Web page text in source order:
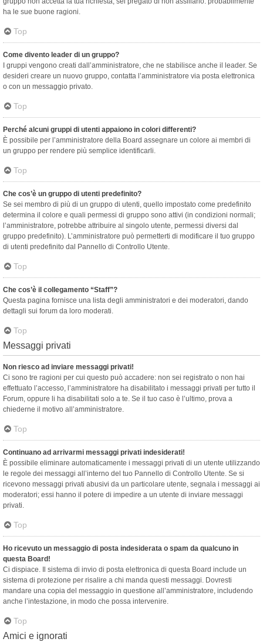
ha le sue buone ragioni.
Top
Come divento leader di un gruppo?
I gruppi vengono creati dall’amministratore, che ne stabilisce anche il leader. Se
desideri creare un nuovo gruppo, contatta l’amministratore via posta elettronica
o con un messaggio privato.
Top
Perché alcuni gruppi di utenti appaiono in colori differenti?
È possibile per l’amministratore della Board assegnare un colore ai membri di
un gruppo per rendere più semplice identificarli.
Top
Che cos’è un gruppo di utenti predefinito?
Se sei membro di più di un gruppo di utenti, quello impostato come predefinito
determina il colore e quali permessi di gruppo sono attivi (in condizioni normali;
l’amministratore, potrebbe attribuire al singolo utente, permessi diversi dal
gruppo predefinito). L’amministratore può permetterti di modificare il tuo gruppo
di utenti predefinito dal Pannello di Controllo Utente.
Top
Che cos’è il collegamento “Staff”?
Questa pagina fornisce una lista degli amministratori e dei moderatori, dando
dettagli sui forum da loro moderati.
Top
Messaggi privati
Non riesco ad inviare messaggi privati!
Ci sono tre ragioni per cui questo può accadere: non sei registrato o non hai
effettuato l’accesso, l’amministratore ha disabilitato i messaggi privati per tutto il
Forum, oppure li ha disabilitati solo a te. Se il tuo caso è l’ultimo, prova a
chiederne il motivo all’amministratore.
Top
Continuano ad arrivarmi messaggi privati indesiderati!
È possibile eliminare automaticamente i messaggi privati ​​di un utente utilizzando
le regole dei messaggi all’interno del tuo Pannello di Controllo Utente. Se si
ricevono messaggi privati ​​abusivi da un particolare utente, segnala i messaggi ai
moderatori; essi hanno il potere di impedire a un utente di inviare messaggi
privati​​.
Top
Ho ricevuto un messaggio di posta indesiderata o spam da qualcuno in
questa Board!
Ci dispiace. Il sistema di invio di posta elettronica di questa Board include un
sistema di protezione per risalire a chi manda questi messaggi. Dovresti
mandare una copia del messaggio in questione all’amministratore, includendo
anche l’intestazione, in modo che possa intervenire.
Top
Amici e ignorati